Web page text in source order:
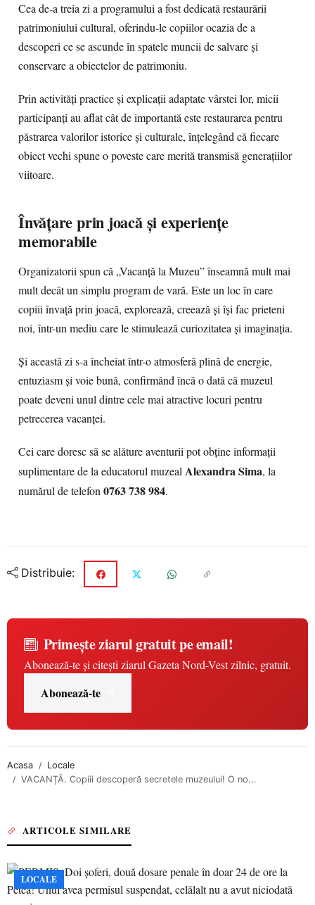
Cea de-a treia zi a programului a fost dedicată restaurării
patrimoniului cultural, oferindu-le copiilor ocazia de a
descoperi ce se ascunde în spatele muncii de salvare și
conservare a obiectelor de patrimoniu.
Prin activități practice și explicații adaptate vârstei lor, micii
participanți au aflat cât de importantă este restaurarea pentru
păstrarea valorilor istorice și culturale, înțelegând că fiecare
obiect vechi spune o poveste care merită transmisă generațiilor
viitoare.
Învățare prin joacă și experiențe
memorabile
Organizatorii spun că „Vacanță la Muzeu” înseamnă mult mai
mult decât un simplu program de vară. Este un loc în care
copiii învață prin joacă, explorează, creează și își fac prieteni
noi, într-un mediu care le stimulează curiozitatea și imaginația.
Și această zi s-a încheiat într-o atmosferă plină de energie,
entuziasm și voie bună, confirmând încă o dată că muzeul
poate deveni unul dintre cele mai atractive locuri pentru
petrecerea vacanței.
Cei care doresc să se alăture aventurii pot obține informații
suplimentare de la educatorul muzealAlexandra Sima, la
numărul de telefon0763 738 984.
Distribuie:
Primește ziarul gratuit pe email!
Abonează-te și citești ziarul Gazeta Nord-Vest zilnic, gratuit.
Abonează-te
Acasa
Locale
VACANȚĂ. Copiii descoperă secretele muzeului! O no...
ARTICOLE SIMILARE
LOCALE